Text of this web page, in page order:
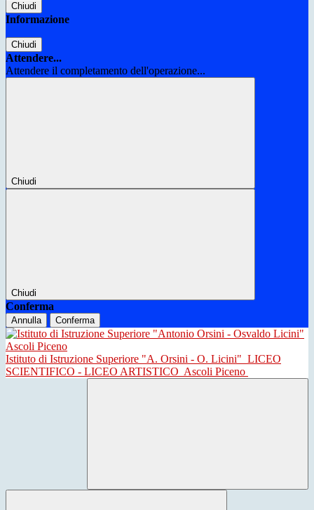
Chiudi
Informazione
Chiudi
Attendere...
Attendere il completamento dell'operazione...
Chiudi
Chiudi
Conferma
Annulla Conferma
Istituto di Istruzione Superiore "A. Orsini - O. Licini" LICEO
SCIENTIFICO - LICEO ARTISTICO Ascoli Piceno